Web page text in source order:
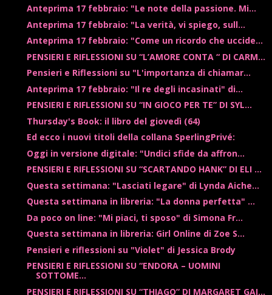
Anteprima 17 febbraio: "Le note della passione. Mi...
Anteprima 17 febbraio: "La verità, vi spiego, sull...
Anteprima 17 febbraio: "Come un ricordo che uccide...
PENSIERI E RIFLESSIONI SU “L’AMORE CONTA “ DI CARM...
Pensieri e Riflessioni su "L'importanza di chiamar...
Anteprima 17 febbraio: "Il re degli incasinati" di...
PENSIERI E RIFLESSIONI SU “IN GIOCO PER TE” DI SYL...
Thursday's Book: il libro del giovedì (64)
Ed ecco i nuovi titoli della collana SperlingPrivé:
Oggi in versione digitale: "Undici sfide da affron...
PENSIERI E RIFLESSIONI SU “SCARTANDO HANK” DI ELI ...
Questa settimana: "Lasciati legare" di Lynda Aiche...
Questa settimana in libreria: "La donna perfetta" ...
Da poco on line: "Mi piaci, ti sposo" di Simona Fr...
Questa settimana in libreria: Girl Online di Zoe S...
Pensieri e riflessioni su "Violet" di Jessica Brody
PENSIERI E RIFLESSIONI SU “ENDORA – UOMINI
SOTTOME...
PENSIERI E RIFLESSIONI SU “THIAGO” DI MARGARET GAI...